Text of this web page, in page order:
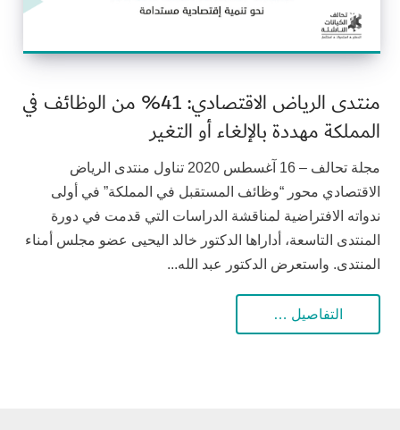
منتدى الرياض الاقتصادي: 41% من الوظائف في
المملكة مهددة بالإلغاء أو التغير
مجلة تحالف – 16 آغسطس 2020 تناول منتدى الرياض
الاقتصادي محور “وظائف المستقبل في المملكة” في أولى
ندواته الافتراضية لمناقشة الدراسات التي قدمت في دورة
المنتدى التاسعة، أداراها الدكتور خالد اليحيى عضو مجلس أمناء
المنتدى. واستعرض الدكتور عبد الله...
التفاصيل …